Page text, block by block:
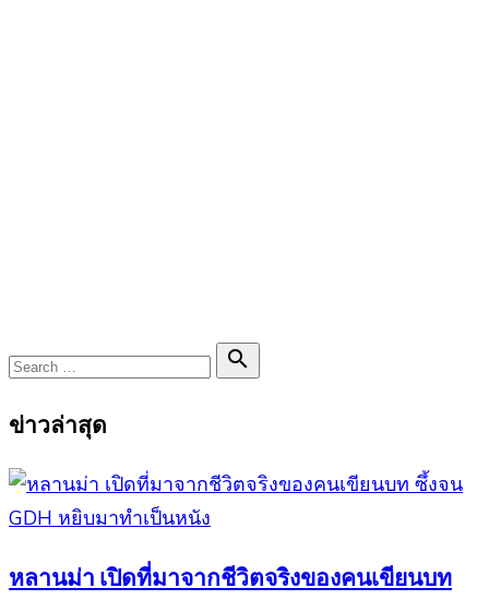
Search

Search
ข่าวล่าสุด
หลานม่า เปิดที่มาจากชีวิตจริงของคนเขียนบท